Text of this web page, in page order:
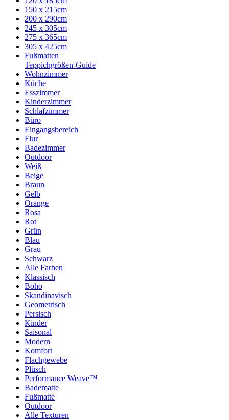
150 x 215cm
200 x 290cm
245 x 305cm
275 x 365cm
305 x 425cm
Fußmatten
Teppichgrößen-Guide
Wohnzimmer
Küche
Esszimmer
Kinderzimmer
Schlafzimmer
Büro
Eingangsbereich
Flur
Badezimmer
Outdoor
Weiß
Beige
Braun
Gelb
Orange
Rosa
Rot
Grün
Blau
Grau
Schwarz
Alle Farben
Klassisch
Boho
Skandinavisch
Geometrisch
Persisch
Kinder
Saisonal
Modern
Komfort
Flachgewebe
Plüsch
Performance Weave™
Badematte
Fußmatte
Outdoor
Alle Texturen